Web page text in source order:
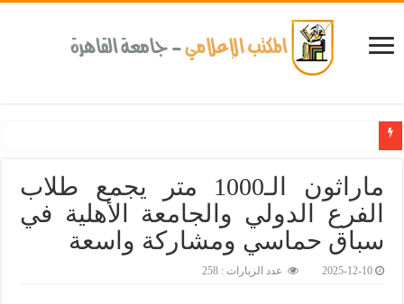
ماراثون الـ1000 متر يجمع طلاب
الفرع الدولي والجامعة الأهلية في
سباق حماسي ومشاركة واسعة‎
2025-12-10 عدد الزيارات : 258